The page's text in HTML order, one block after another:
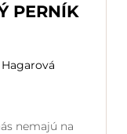
PERNÍK
nemajú na